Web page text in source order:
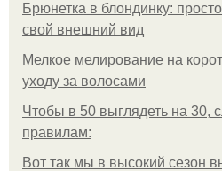
Брюнетка в блондинку:
свой внешний вид
Мелкое мелирование на
уходу за волосами
Чтобы в 50 выглядеть на 30,
правилам:
Вот так мы в высокий сезон